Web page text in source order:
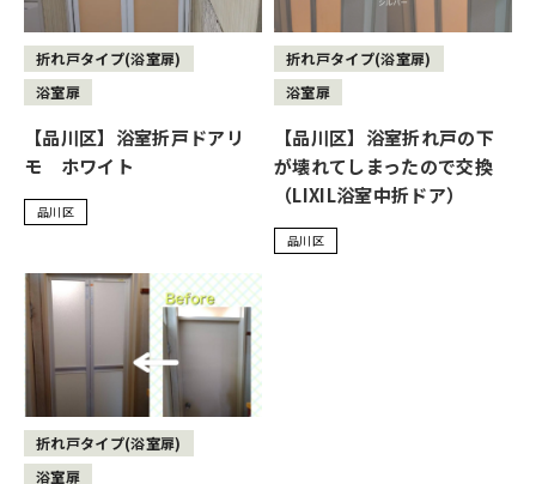
折れ戸タイプ(浴室扉)
浴室扉
【品川区】浴室折戸ドアリ
モ ホワイト
品川区
折れ戸タイプ(浴室扉)
浴室扉
【品川区】浴室折れ戸の下
が壊れてしまったので交換
（LIXIL浴室中折ドア）
品川区
折れ戸タイプ(浴室扉)
浴室扉